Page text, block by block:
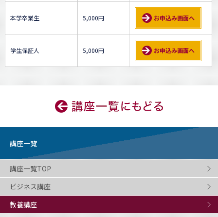
本学卒業生 5,000円 お申込み画面へ
学生保証人 5,000円 お申込み画面へ
講座一覧
講座一覧TOP
ビジネス講座
教養講座